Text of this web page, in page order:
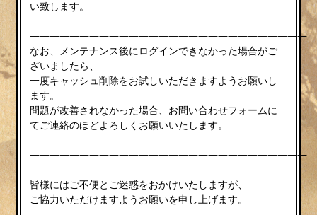
い致します。
————————————————————————————
なお、メンテナンス後にログインできなかった場合がご
ざいましたら、
一度キャッシュ削除をお試しいただきますようお願いし
ます。
問題が改善されなかった場合、お問い合わせフォームに
てご連絡のほどよろしくお願いいたします。
————————————————————————————
皆様にはご不便とご迷惑をおかけいたしますが、
ご協力いただけますようお願いを申し上げます。